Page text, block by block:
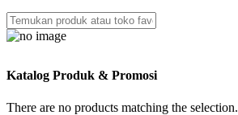
Katalog Produk & Promosi
There are no products matching the selection.